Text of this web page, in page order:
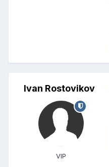
Ivan Rostovikov
VIP